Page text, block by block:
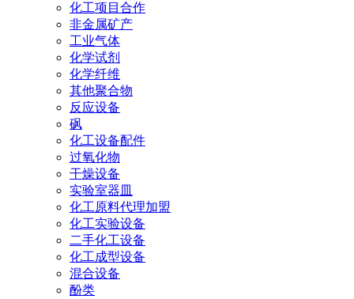
化工项目合作
非金属矿产
工业气体
化学试剂
化学纤维
其他聚合物
反应设备
砜
化工设备配件
过氧化物
干燥设备
实验室器皿
化工原料代理加盟
化工实验设备
二手化工设备
化工成型设备
混合设备
酚类